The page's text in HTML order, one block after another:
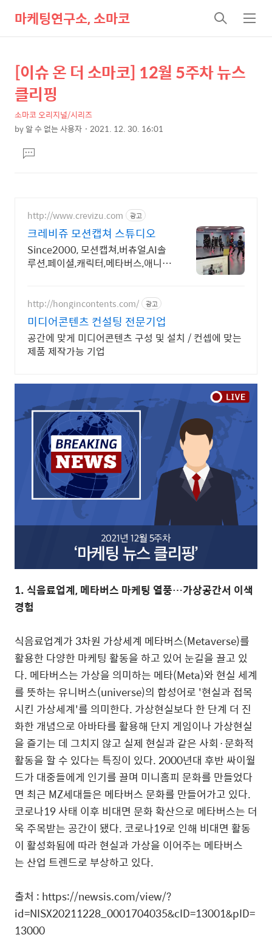
마케팅연구소, 소마코
검
색
메
뉴
상
세
컨
텐
본
문
제
목
[이슈 온 더 소마코] 12월 5주차 뉴스
클리핑
소마코 오리지널/시리즈
by알 수 없는 사용자 2021. 12. 30. 16:01
문댓
글
http://www.crevizu.com 광고
크레비쥬 모션캡쳐 스튜디오
Since2000, 모션캡쳐,버츄얼,AI솔
루션,페이셜,캐릭터,메타버스,애니제
http://hongincontents.com/ 광고
미디어콘텐츠 컨설팅 전문기업
공간에 맞게 미디어콘텐츠 구성 및 설치 / 컨셉에 맞는
제품 제작가능 기업
1. 식음료업계, 메타버스 마케팅 열풍…가상공간서 이색
경험
식음료업계가 3차원 가상세계 메타버스(Metaverse)를
활용한 다양한 마케팅 활동을 하고 있어 눈길을 끌고 있
다. 메타버스는 가상을 의미하는 메타(Meta)와 현실 세계
를 뜻하는 유니버스(universe)의 합성어로 '현실과 접목
시킨 가상세계'를 의미한다. 가상현실보다 한 단계 더 진
화한 개념으로 아바타를 활용해 단지 게임이나 가상현실
을 즐기는 데 그치지 않고 실제 현실과 같은 사회·문화적
활동을 할 수 있다는 특징이 있다. 2000년대 후반 싸이월
드가 대중들에게 인기를 끌며 미니홈피 문화를 만들었다
면 최근 MZ세대들은 메타버스 문화를 만들어가고 있다.
코로나19 사태 이후 비대면 문화 확산으로 메타버스는 더
욱 주목받는 공간이 됐다. 코로나19로 인해 비대면 활동
이 활성화됨에 따라 현실과 가상을 이어주는 메타버스
는 산업 트렌드로 부상하고 있다.
출처 : https://newsis.com/view/?
id=NISX20211228_0001704035&cID=13001&pID=
13000